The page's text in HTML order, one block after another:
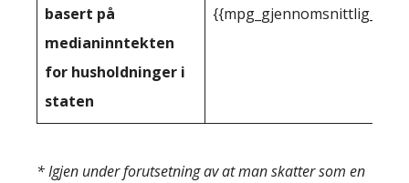
basert på
medianinntekten
for husholdninger i
staten
* Igjen under forutsetning av at man skatter som en